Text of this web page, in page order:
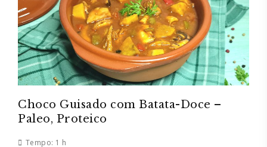
Choco Guisado com Batata-Doce –
Paleo, Proteico
Tempo: 1 h